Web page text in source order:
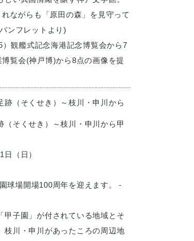
ながらも「原田の森」を見守って
ンフレットより)
観艦式記念海港記念博覧会から7
覧会(神戸博)から8点の画像を提
跡（そくせき）～枝川・申川から
（そくせき）～枝川・申川から甲
（日）
球場開場100周年を迎えます。 -
子園」が付されている地域とそ
枝川・申川があったころの周辺地